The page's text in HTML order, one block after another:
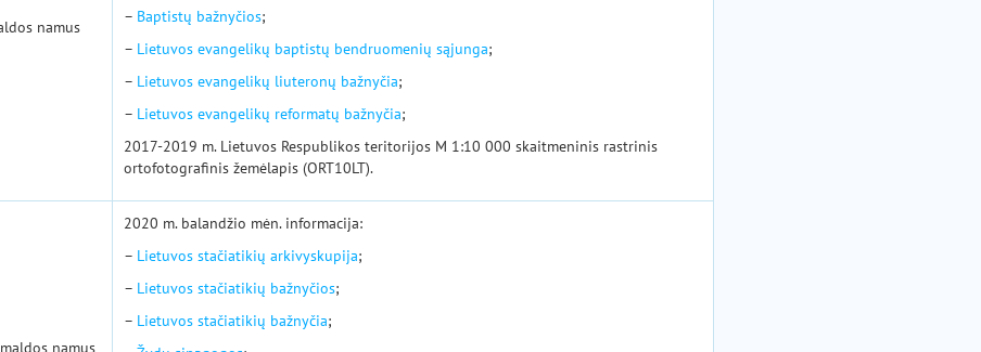
namus
– Baptistų bažnyčios;
– Lietuvos evangelikų baptistų bendruomenių sąjunga;
– Lietuvos evangelikų liuteronų bažnyčia;
– Lietuvos evangelikų reformatų bažnyčia;
2017-2019 m. Lietuvos Respublikos teritorijos M 1:10 000 skaitmeninis rastrinis
ortofotografinis žemėlapis (ORT10LT).
namus
2020 m. balandžio mėn. informacija:
– Lietuvos stačiatikių arkivyskupija;
– Lietuvos stačiatikių bažnyčios;
– Lietuvos stačiatikių bažnyčia;